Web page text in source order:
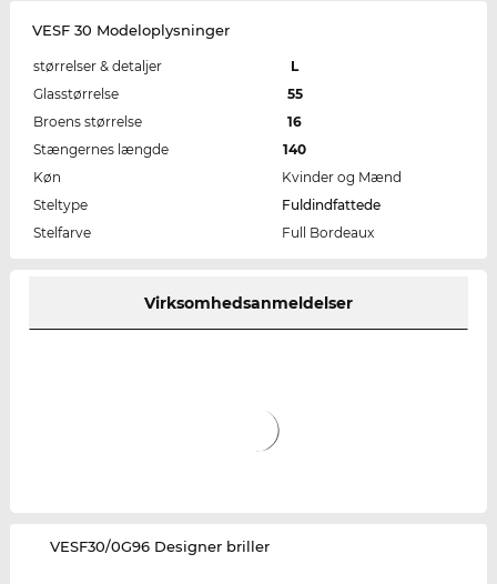
VESF 30 Modeloplysninger
størrelser & detaljer
L
Glasstørrelse
55
Broens størrelse
16
Stængernes længde
140
Køn
Kvinder og Mænd
Steltype
Fuldindfattede
Stelfarve
Full Bordeaux
Virksomhedsanmeldelser
‌VESF30/0G96 Designer briller